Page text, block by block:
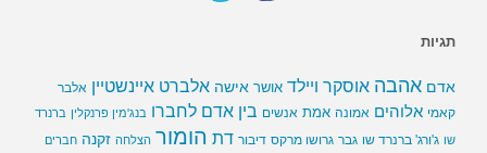
תגיות
אדם אהבה אוסקר ויילד אושר אישה אלברט איינשטיין אלבר
קאמי אלוהים אמונה אמת אנשים בין אדם לחברו בנג'מין פרנקלין ברנרד
שו ג'ורג' ברנרד שו גבר גרושו מרקס דיבור דת הומור הצלחה זקנה חברים